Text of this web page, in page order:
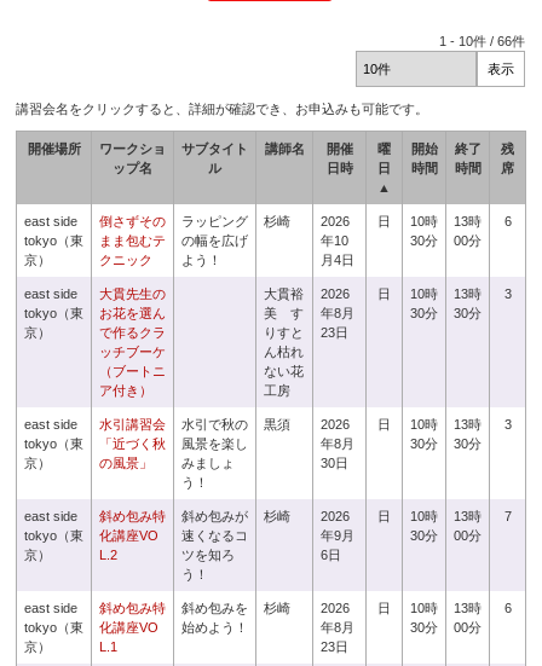
1 - 10件 /66件
講習会名をクリックすると、詳細が確認でき、お申込みも可能です。
開催場所
ワークショ
ップ名
サブタイト
ル
講師名
開催
日時
曜
日
▲
開始
時間
終了
時間
残
席
east side
tokyo（東
京）
倒さずその
まま包むテ
クニック
ラッピング
の幅を広げ
よう！
杉崎
2026
年10
月4日
日
10時
30分
13時
00分
6
east side
tokyo（東
京）
大貫先生の
お花を選ん
で作るクラ
ッチブーケ
（ブートニ
ア付き）
大貫裕
美 す
りすと
ん枯れ
ない花
工房
2026
年8月
23日
日
10時
30分
13時
30分
3
east side
tokyo（東
京）
水引講習会
「近づく秋
の風景」
水引で秋の
風景を楽し
みましょ
う！
黒須
2026
年8月
30日
日
10時
30分
13時
30分
3
east side
tokyo（東
京）
斜め包み特
化講座VO
L.2
斜め包みが
速くなるコ
ツを知ろ
う！
杉崎
2026
年9月
6日
日
10時
30分
13時
00分
7
east side
tokyo（東
京）
斜め包み特
化講座VO
L.1
斜め包みを
始めよう！
杉崎
2026
年8月
23日
日
10時
30分
13時
00分
6